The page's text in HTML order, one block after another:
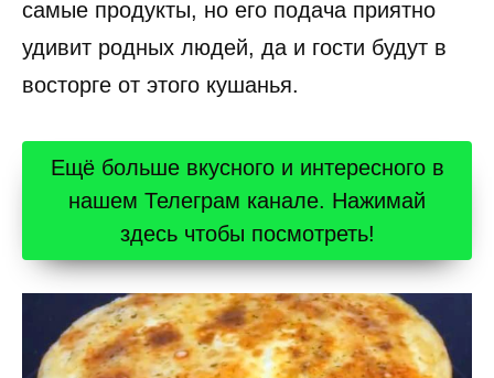
самые продукты, но его подача приятно
удивит родных людей, да и гости будут в
восторге от этого кушанья.
Ещё больше вкусного и интересного в
нашем Телеграм канале. Нажимай
здесь чтобы посмотреть!